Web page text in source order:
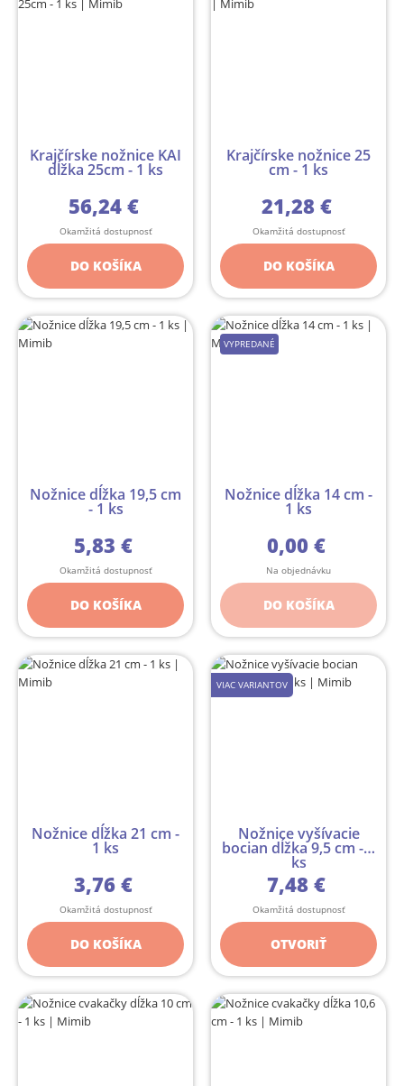
Krajčírske nožnice KAI
dĺžka 25cm - 1 ks
56,24 €
Okamžitá dostupnosť
DO KOŠÍKA
Krajčírske nožnice 25
cm - 1 ks
21,28 €
Okamžitá dostupnosť
DO KOŠÍKA
Nožnice dĺžka 19,5 cm
- 1 ks
5,83 €
Okamžitá dostupnosť
DO KOŠÍKA
VYPREDANÉ
Nožnice dĺžka 14 cm -
1 ks
0,00 €
Na objednávku
DO KOŠÍKA
Nožnice dĺžka 21 cm -
1 ks
3,76 €
Okamžitá dostupnosť
DO KOŠÍKA
VIAC VARIANTOV
Nožnice vyšívacie
bocian dĺžka 9,5 cm - 1
ks
7,48 €
Okamžitá dostupnosť
OTVORIŤ